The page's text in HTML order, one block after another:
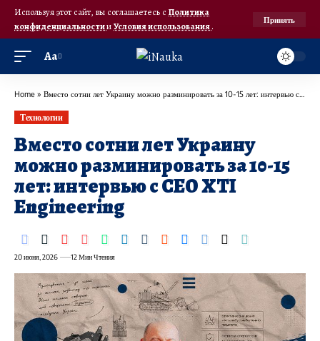
Используя этот сайт, вы соглашаетесь с Политика
конфиденциальностииУсловия использования.
Принять
Аа
Home » Вместо сотни лет Украину можно разминировать за 10-15 лет: интервью с СЕО XTI Engineering
Технологии
Вместо сотни лет Украину
можно разминировать за 10-15
лет: интервью с СЕО XTI
Engineering
20 июня, 2026 12 Мин Чтения